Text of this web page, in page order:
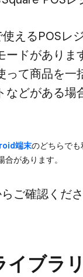
える​POSレ
ードが​​ありま
って​商品を​
などが​ある​
端末の​どちらで
が​あります。
ご確認くださ
イブラ